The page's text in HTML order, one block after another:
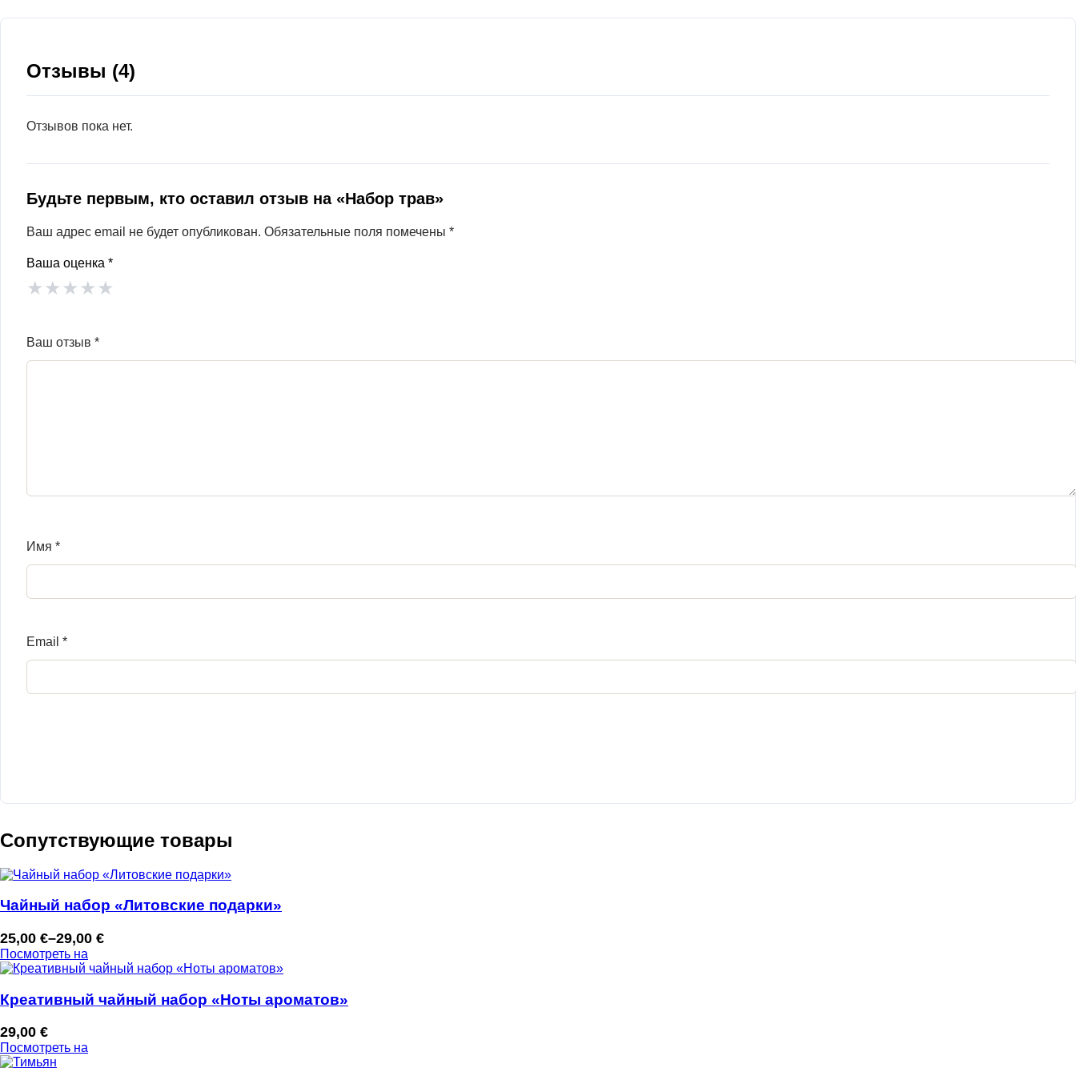
Отзывы (4)
Отзывов пока нет.
Будьте первым, кто оставил отзыв на «Набор трав»
Ваш адрес email не будет опубликован. Обязательные поля помечены *
Ваша оценка *
★★★★★
Ваш отзыв *
Имя *
Email *
Сопутствующие товары
Чайный набор «Литовские подарки»
25,00 €–29,00 €
Диапазон
цен:
–
Посмотреть на
Креативный чайный набор «Ноты ароматов»
29,00 €
Посмотреть на